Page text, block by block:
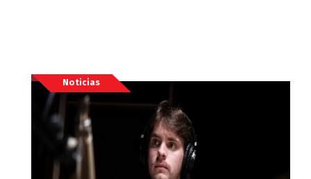
Noticias